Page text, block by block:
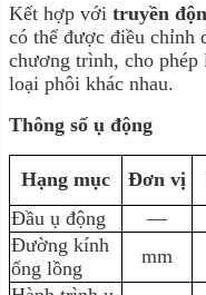
Kết hợp với truyền
có thể được điều chỉnh
chương trình, cho phép
loại phôi khác nhau.
Thông số ụ động
Hạng mục Đơn vị
Đầu ụ động
—
Đường kính
ống lồng
mm